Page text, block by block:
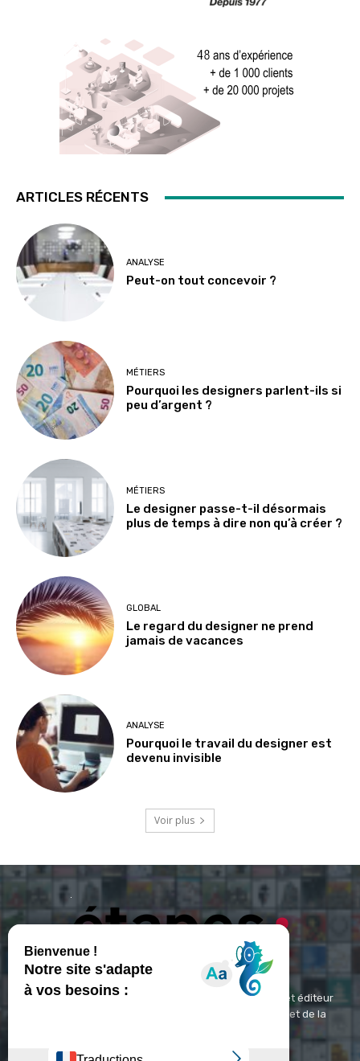
ARTICLES RÉCENTS
ANALYSE
Peut-on tout concevoir ?
MÉTIERS
Pourquoi les designers parlent-ils si
peu d’argent ?
MÉTIERS
Le designer passe-t-il désormais
plus de temps à dire non qu’à créer ?
GLOBAL
Le regard du designer ne prend
jamais de vacances
ANALYSE
Pourquoi le travail du designer est
devenu invisible
Voir plus
ETAPES : Magazine Média de référence depuis 1994 et éditeur
spécialisé dans les domaines du design, de l'image et de la